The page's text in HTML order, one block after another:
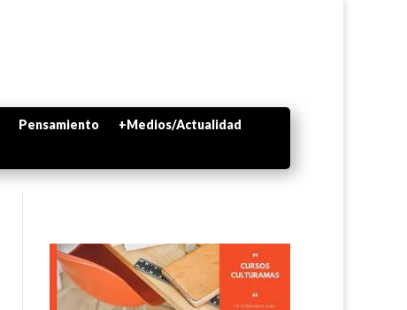
Pensamiento
+Medios/Actualidad